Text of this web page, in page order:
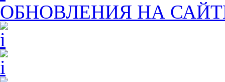
ОБНОВЛЕНИЯ НА